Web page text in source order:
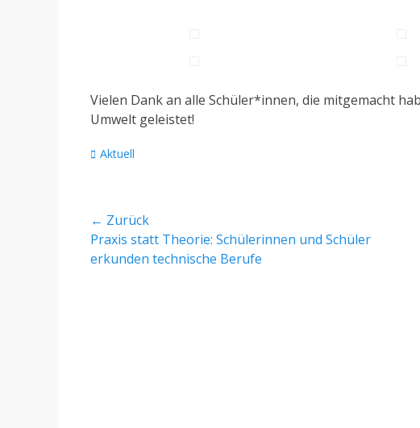
Vielen Dank an alle Schüler*innen, die mitgemacht
Umwelt geleistet!
Kategorien
Aktuell
Beitragsnavigation
← Zurück
Vorheriger
Beitrag:
Praxis statt Theorie: Schülerinnen und Schüler
erkunden technische Berufe